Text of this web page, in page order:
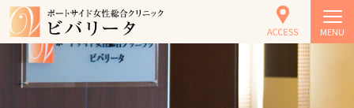
MENU